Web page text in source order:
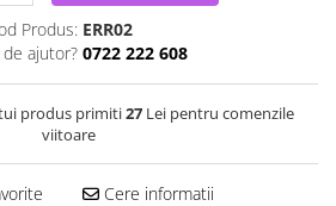
Produs: ERR02
ajutor? 0722 222 608
produs primiti27Lei pentru comenzile
viitoare
Cere informatii